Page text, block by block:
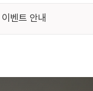
이벤트 안내